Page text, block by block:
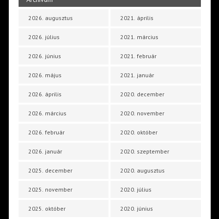
2026. augusztus
2026. július
2026. június
2026. május
2026. április
2026. március
2026. február
2026. január
2025. december
2025. november
2025. október
2021. április
2021. március
2021. február
2021. január
2020. december
2020. november
2020. október
2020. szeptember
2020. augusztus
2020. július
2020. június